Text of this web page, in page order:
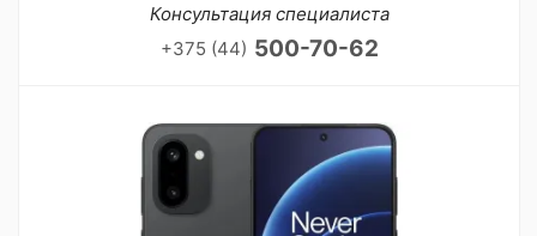
Консультация специалиста
+375 (44) 500-70-62